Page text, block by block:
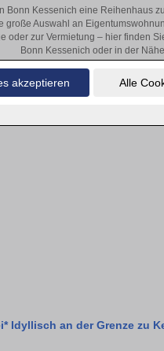
akzeptieren Alle
Bonn Kessenich eine Reihenhaus
große Auswahl an
oder zur Vermietung – hier finden
Bonn Kessenich oder in der
Idyllisch an der Grenze zu